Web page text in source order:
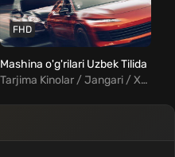
FHD
Mashina o'g'rilari Uzbek Tilida
Tarjima Kinolar / Jangari / Xorij Kinolar Uzbek Tilida